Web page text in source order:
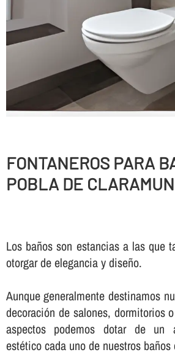
FONTANEROS PARA
POBLA DE
Los baños son estancias a las que
otorgar de elegancia y diseño.
Aunque generalmente destinamos
decoración de salones, dormitorios
aspectos podemos dotar de un
estético cada uno de nuestros baños